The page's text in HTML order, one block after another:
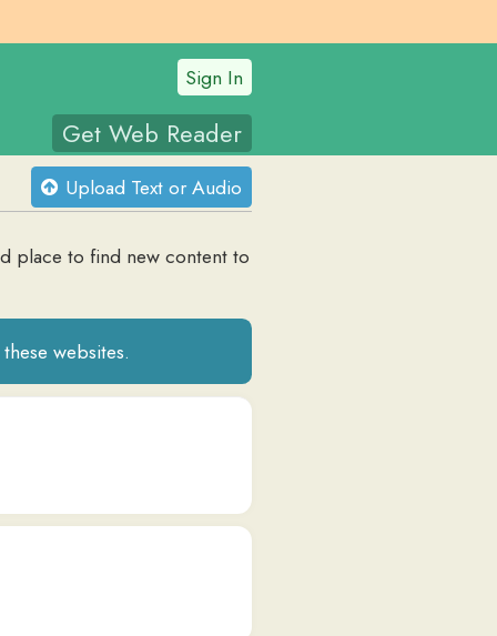
Web Reader
Text or Audio